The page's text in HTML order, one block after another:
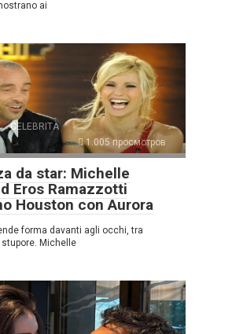
ai
CELEBRITÀ
1.005 просмотров
da star: Michelle
Eros Ramazzotti
Houston con Aurora
forma davanti agli occhi, tra
Michelle